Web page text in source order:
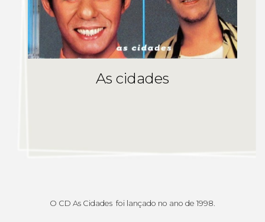
As cidades
O CD As Cidades foi lançado no ano de 1998.